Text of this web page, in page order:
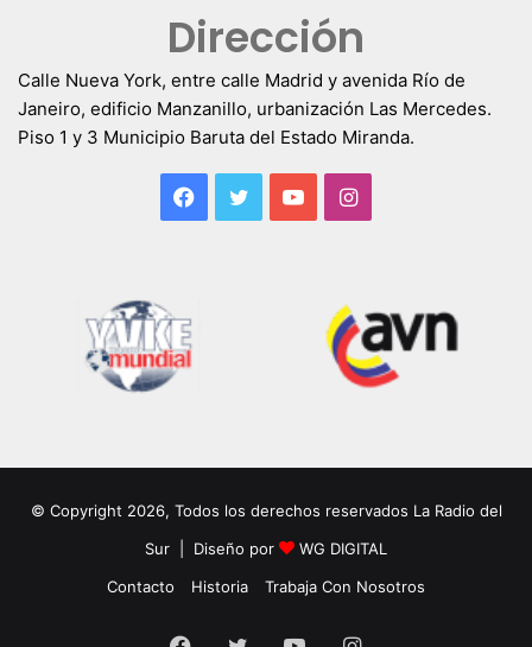
Dirección
Calle Nueva York, entre calle Madrid y avenida Río de
Janeiro, edificio Manzanillo, urbanización Las Mercedes.
Piso 1 y 3 Municipio Baruta del Estado Miranda.
Facebook
TwitterYouTubeInstagram
© Copyright 2026, Todos los derechos reservados La Radio del
Sur | Diseño por
WG DIGITAL
Contacto
Historia Trabaja Con Nosotros